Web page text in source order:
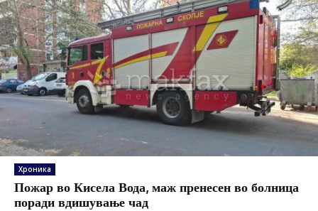
Хроника
Пожар во Кисела Вода, маж пренесен во болница
поради вдишување чад